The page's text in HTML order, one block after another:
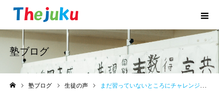
塾ブログ
塾ブログ 生徒の声 まだ習っていないところにチャレンジする 四日市西高校１年Bさん